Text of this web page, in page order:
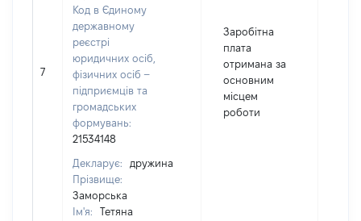
7
Код в Єдиному
державному
реєстрі
юридичних осіб,
фізичних осіб –
підприємців та
громадських
формувань:
21534148
Декларує:
дружина
Прізвище:
Заморська
Ім'я:
Тетяна
Заробітна
плата
отримана за
основним
місцем
роботи